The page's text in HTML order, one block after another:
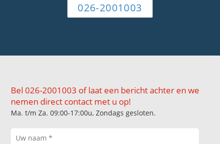
026-2001003
Bel 026-2001003 of laat een bericht achter en we
nemen direct contact met u op!
Ma. t/m Za. 09:00-17:00u, Zondags gesloten.